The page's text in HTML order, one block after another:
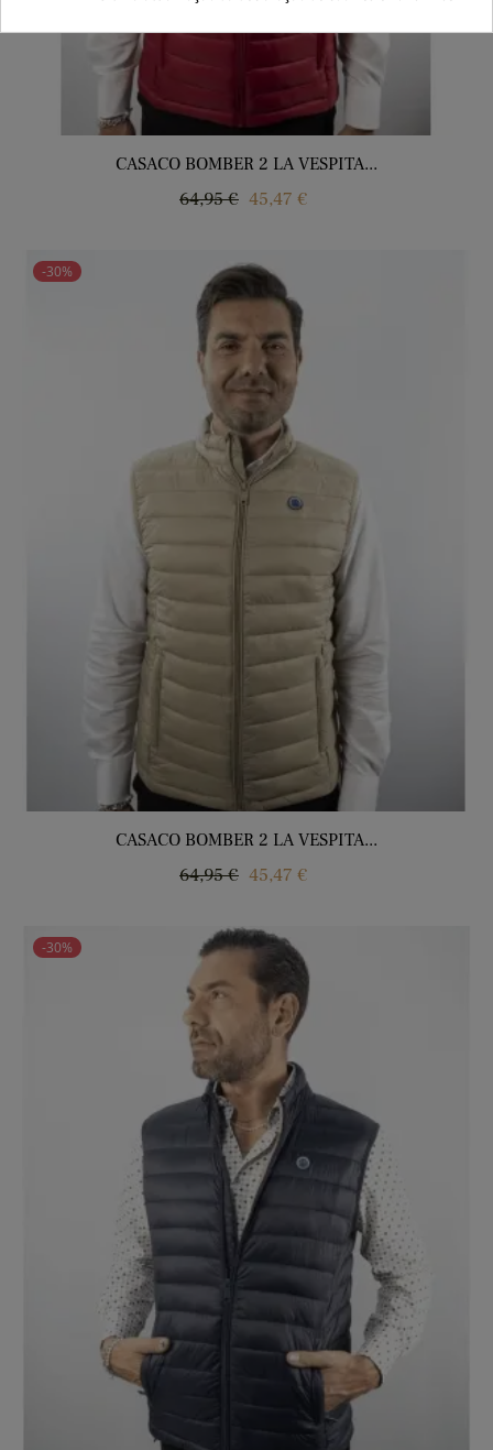
CASACO BOMBER 2 LA VESPITA...
Regular
64,95 € Price
45,47 €
-30%
CASACO BOMBER 2 LA VESPITA...
Regular
64,95 € Price
45,47 €
-30%